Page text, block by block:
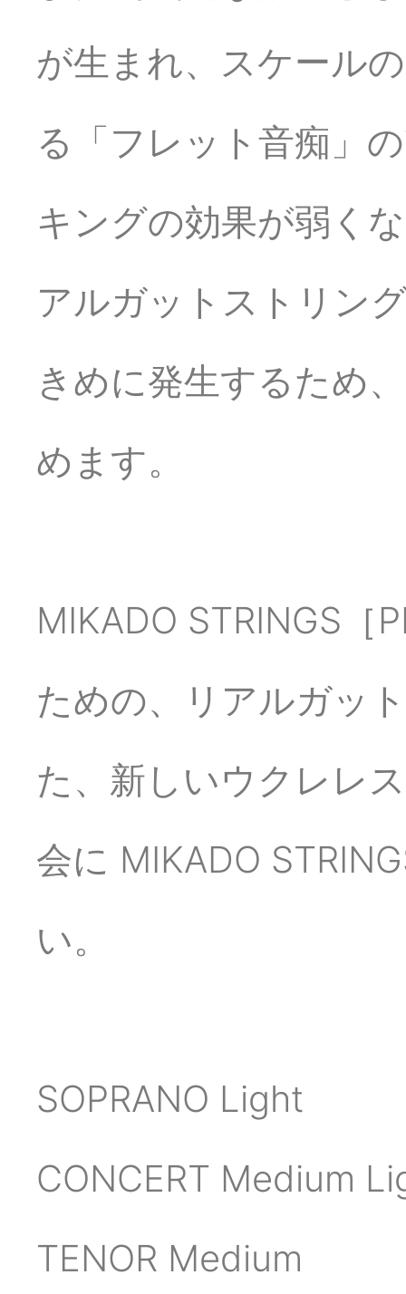
が生まれ、スケール
る「フレット音痴」
キングの効果が弱く
アルガットストリン
きめに発生するため
めます。
MIKADO STRINGS［
ための、リアルガッ
た、新しいウクレレ
会に MIKADO
い。
SOPRANO Light
CONCERT Medium
TENOR Medium